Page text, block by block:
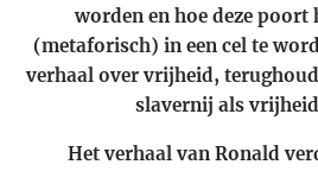
worden en hoe deze poort
(metaforisch) in een cel te
verhaal over vrijheid,
slavernij als
Het verhaal van Ronald